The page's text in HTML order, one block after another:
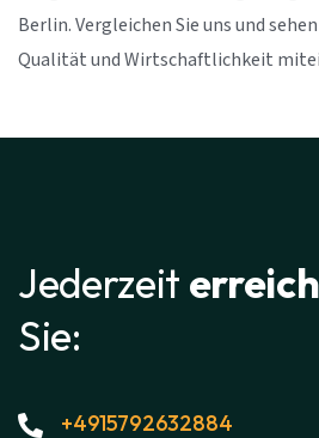
Berlin. Vergleichen Sie uns und
Qualität und Wirtschaftlichkeit
Jederzeit
Sie:
+4915792632884